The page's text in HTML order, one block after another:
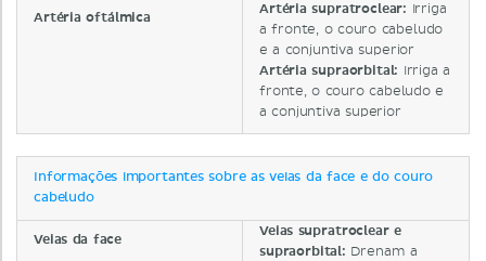
Artéria oftálmica
Artéria supratroclear: Irriga
a fronte, o couro cabeludo
e a conjuntiva superior
Artéria supraorbital: Irriga a
fronte, o couro cabeludo e
a conjuntiva superior
Informações importantes sobre as veias da face e do couro
cabeludo
Veias da face
Veias supratroclear e
supraorbital: Drenam a